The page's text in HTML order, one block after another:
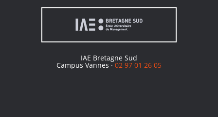
IAE Bretagne Sud
Campus Vannes ·02 97 01 26 05